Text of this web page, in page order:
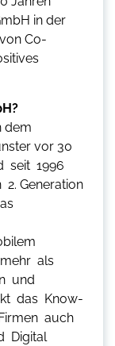
in der
Co-
dem
vor 30
seit 1996
Generation
als
und
das Know-
auch
Digital